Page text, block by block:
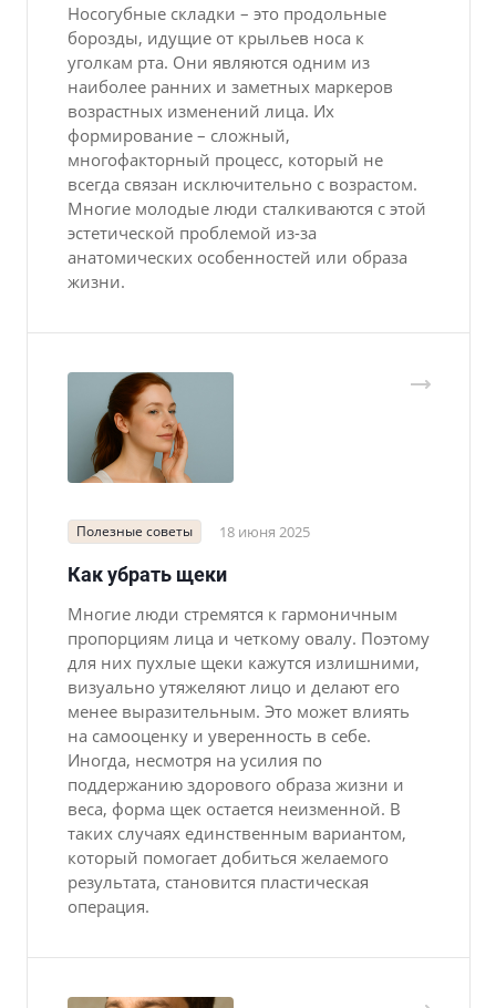
Носогубные складки – это продольные
борозды, идущие от крыльев носа к
уголкам рта. Они являются одним из
наиболее ранних и заметных маркеров
возрастных изменений лица. Их
формирование – сложный,
многофакторный процесс, который не
всегда связан исключительно с возрастом.
Многие молодые люди сталкиваются с этой
эстетической проблемой из-за
анатомических особенностей или образа
жизни.
Полезные советы 18 июня 2025
Как убрать щеки
Многие люди стремятся к гармоничным
пропорциям лица и четкому овалу. Поэтому
для них пухлые щеки кажутся излишними,
визуально утяжеляют лицо и делают его
менее выразительным. Это может влиять
на самооценку и уверенность в себе.
Иногда, несмотря на усилия по
поддержанию здорового образа жизни и
веса, форма щек остается неизменной. В
таких случаях единственным вариантом,
который помогает добиться желаемого
результата, становится пластическая
операция.